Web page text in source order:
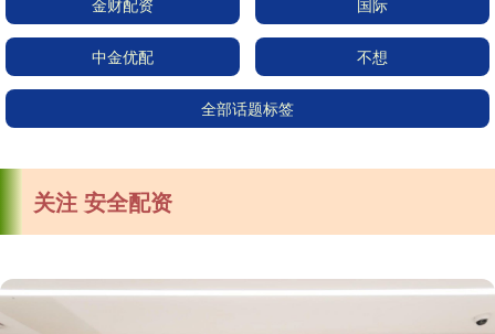
金财配资 国际
中金优配 不想
全部话题标签
关注 安全配资